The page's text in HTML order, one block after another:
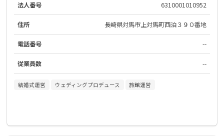
法人番号 6310001010952
住所 長崎県対馬市上対馬町西泊３９０番地
電話番号 --
従業員数 --
結婚式運営 ウェディングプロデュース 旅館運営